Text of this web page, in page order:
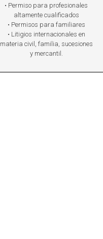
• Permiso para profesionales
altamente cualificados
• Permisos para familiares
• Litigios internacionales en
materia civil, familia, sucesiones
y mercantil.